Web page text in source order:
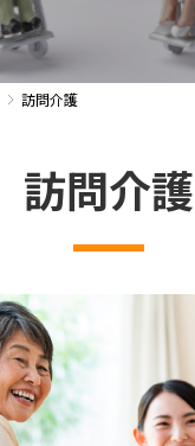
訪問介護
訪問介護